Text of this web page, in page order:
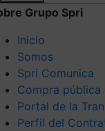
Grupo Spri
Inicio
Somos
Spri Comunica
Compra pública
Portal de la
Perfil del